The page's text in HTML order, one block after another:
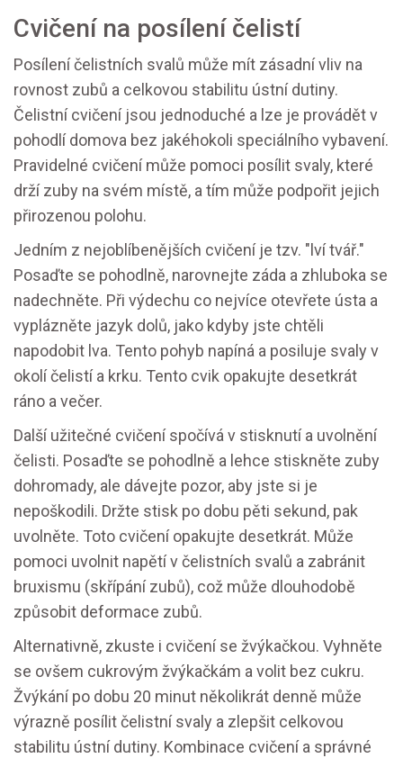
Cvičení na posílení čelistí
Posílení čelistních svalů může mít zásadní vliv na
rovnost zubů a celkovou stabilitu ústní dutiny.
Čelistní cvičení jsou jednoduché a lze je provádět v
pohodlí domova bez jakéhokoli speciálního vybavení.
Pravidelné cvičení může pomoci posílit svaly, které
drží zuby na svém místě, a tím může podpořit jejich
přirozenou polohu.
Jedním z nejoblíbenějších cvičení je tzv. "lví tvář."
Posaďte se pohodlně, narovnejte záda a zhluboka se
nadechněte. Při výdechu co nejvíce otevřete ústa a
vyplázněte jazyk dolů, jako kdyby jste chtěli
napodobit lva. Tento pohyb napíná a posiluje svaly v
okolí čelistí a krku. Tento cvik opakujte desetkrát
ráno a večer.
Další užitečné cvičení spočívá v stisknutí a uvolnění
čelisti. Posaďte se pohodlně a lehce stiskněte zuby
dohromady, ale dávejte pozor, aby jste si je
nepoškodili. Držte stisk po dobu pěti sekund, pak
uvolněte. Toto cvičení opakujte desetkrát. Může
pomoci uvolnit napětí v čelistních svalů a zabránit
bruxismu (skřípání zubů), což může dlouhodobě
způsobit deformace zubů.
Alternativně, zkuste i cvičení se žvýkačkou. Vyhněte
se ovšem cukrovým žvýkačkám a volit bez cukru.
Žvýkání po dobu 20 minut několikrát denně může
výrazně posílit čelistní svaly a zlepšit celkovou
stabilitu ústní dutiny. Kombinace cvičení a správné